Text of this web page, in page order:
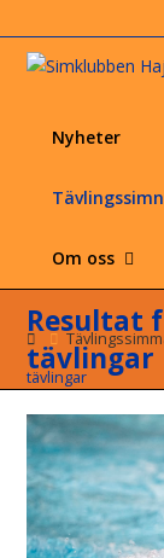
Nyheter
Om oss
Resultat
tävlingar
tävlingar